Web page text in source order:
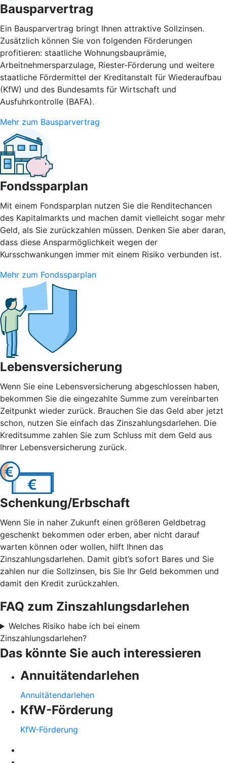
Bausparvertrag
Ein Bausparvertrag bringt Ihnen attraktive Sollzinsen.
Zusätzlich können Sie von folgenden Förderungen
profitieren: staatliche Wohnungsbauprämie,
Arbeitnehmersparzulage, Riester-Förderung und weitere
staatliche Fördermittel der Kreditanstalt für Wiederaufbau
(KfW) und des Bundesamts für Wirtschaft und
Ausfuhrkontrolle (BAFA).
Mehr zum Bausparvertrag
Fondssparplan
Mit einem Fondsparplan nutzen Sie die Renditechancen
des Kapitalmarkts und machen damit vielleicht sogar mehr
Geld, als Sie zurückzahlen müssen. Denken Sie aber daran,
dass diese Ansparmöglichkeit wegen der
Kursschwankungen immer mit einem Risiko verbunden ist.
Mehr zum Fondssparplan
Lebensversicherung
Wenn Sie eine Lebensversicherung abgeschlossen haben,
bekommen Sie die eingezahlte Summe zum vereinbarten
Zeitpunkt wieder zurück. Brauchen Sie das Geld aber jetzt
schon, nutzen Sie einfach das Zinszahlungsdarlehen. Die
Kreditsumme zahlen Sie zum Schluss mit dem Geld aus
Ihrer Lebensversicherung zurück.
Schenkung/Erbschaft
Wenn Sie in naher Zukunft einen größeren Geldbetrag
geschenkt bekommen oder erben, aber nicht darauf
warten können oder wollen, hilft Ihnen das
Zinszahlungsdarlehen. Damit gibt’s sofort Bares und Sie
zahlen nur die Sollzinsen, bis Sie Ihr Geld bekommen und
damit den Kredit zurückzahlen.
FAQ zum Zinszahlungsdarlehen
Welches Risiko habe ich bei einem
Zinszahlungsdarlehen?
Das könnte Sie auch interessieren
Annuitätendarlehen
Annuitätendarlehen
KfW-Förderung
KfW-Förderung